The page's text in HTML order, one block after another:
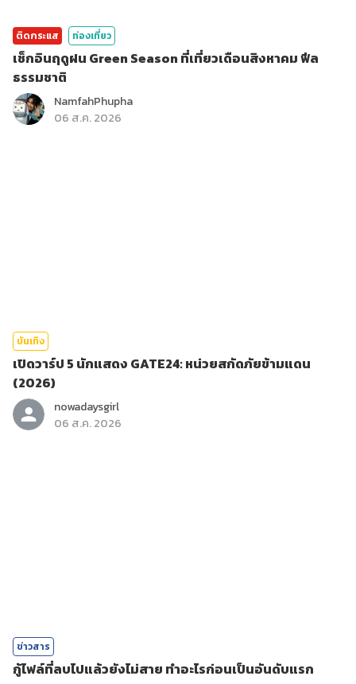
ติดกระแส ท่องเที่ยว
เช็กอินฤดูฝน Green Season ที่เที่ยวเดือนสิงหาคม ฟีล
ธรรมชาติ
NamfahPhupha
06 ส.ค. 2026
บันเทิง
เปิดวาร์ป 5 นักแสดง GATE24: หน่วยสกัดภัยข้ามแดน
(2026)
nowadaysgirl
06 ส.ค. 2026
ข่าวสาร
กู้ไฟล์ที่ลบไปแล้วยังไม่สาย ทำอะไรก่อนเป็นอันดับแรก